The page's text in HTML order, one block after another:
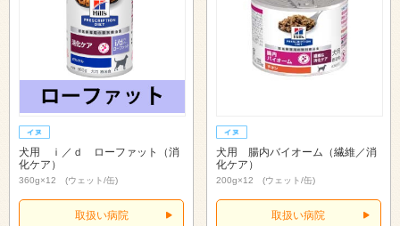
犬用 ｉ／ｄ ローファット（消
化ケア）
360g×12 (ウェット/缶)
取扱い病院
犬用 腸内バイオーム（繊維／消
化ケア）
200g×12 (ウェット/缶)
取扱い病院